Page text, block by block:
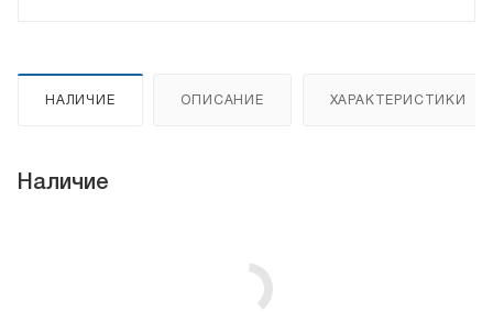
НАЛИЧИЕ ОПИСАНИЕ ХАРАКТЕРИСТИКИ
Наличие